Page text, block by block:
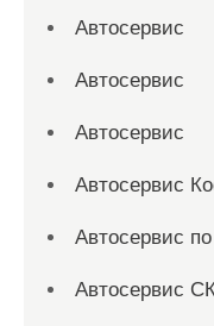
Автосервис
Автосервис
Автосервис
Автосервис
Автосервис
Автосервис